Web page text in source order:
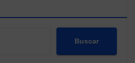
Buscar